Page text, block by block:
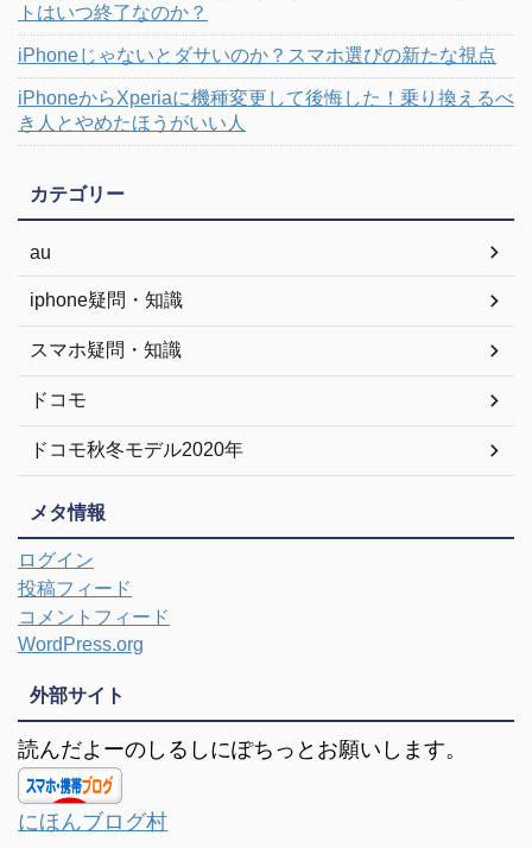
トはいつ終了なのか？
iPhoneじゃないとダサいのか？スマホ選びの新たな視点
iPhoneからXperiaに機種変更して後悔した！乗り換えるべ
き人とやめたほうがいい人
カテゴリー
au
iphone疑問・知識
スマホ疑問・知識
ドコモ
ドコモ秋冬モデル2020年
メタ情報
ログイン
投稿フィード
コメントフィード
WordPress.org
外部サイト
読んだよーのしるしにぽちっとお願いします。
にほんブログ村